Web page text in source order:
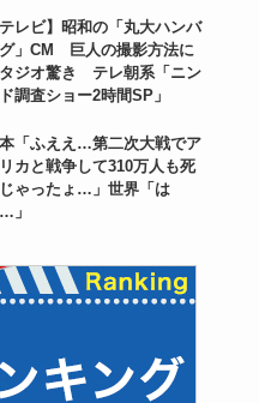
テレビ】昭和の「丸大ハンバ
」CM 巨人の撮影方法に
ジオ驚き テレ朝系「ニン
調査ショー2時間SP」
「ふええ…第二次大戦でア
カと戦争して310万人も死
ゃったょ…」世界「は
」